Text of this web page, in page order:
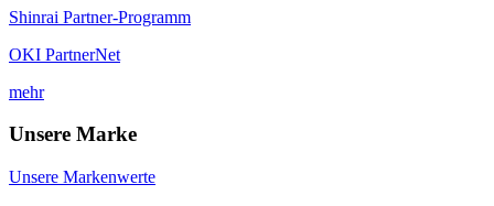
Shinrai Partner-Programm
OKI PartnerNet
mehr
Unsere Marke
Unsere Markenwerte